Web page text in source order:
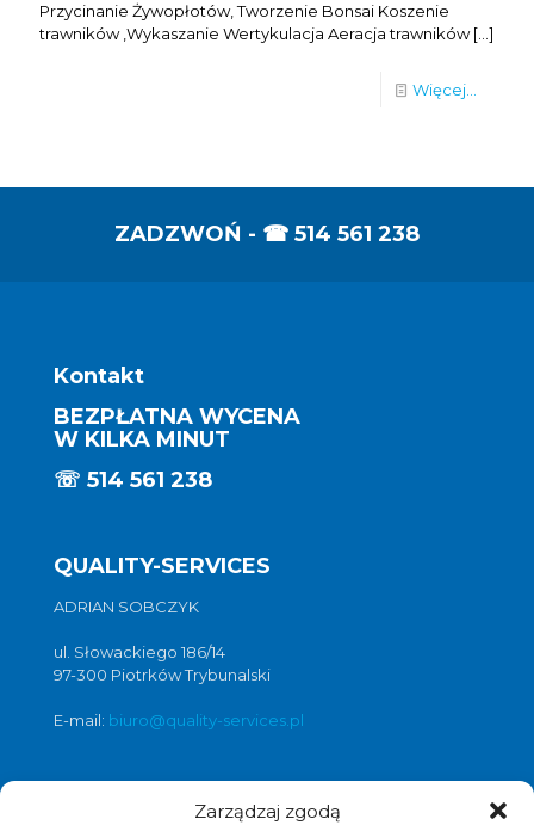
Zarządzaj zgodą
Przycinanie Żywopłotów, Tworzenie Bonsai Koszenie
trawników ,Wykaszanie Wertykulacja Aeracja trawników[…]
Więcej...
ZADZWOŃ - ☎ 514 561 238
Kontakt
BEZPŁATNA WYCENA
W KILKA MINUT
☏ 514 561 238
QUALITY-SERVICES
ADRIAN SOBCZYK
ul. Słowackiego 186/14
97-300 Piotrków Trybunalski
E-mail: biuro@quality-services.pl
Oferta usług czyszczenia posadzek i